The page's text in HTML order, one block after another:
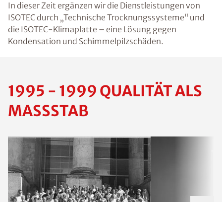
In dieser Zeit ergänzen wir die Dienstleistungen von
ISOTEC durch „Technische Trocknungssysteme“ und
die ISOTEC-Klimaplatte – eine Lösung gegen
Kondensation und Schimmelpilzschäden.
1995 - 1999 QUALITÄT ALS
MASSSTAB